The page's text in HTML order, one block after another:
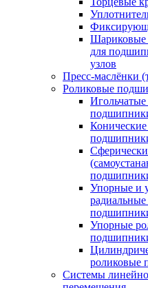
для
узлов
Пресс-маслёнки
Роликовые
Упорные и
Упорные
роликовые
Системы